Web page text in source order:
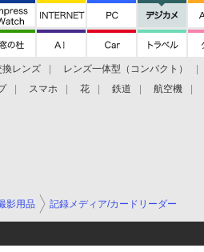
換レンズ レンズ一体型（コンパクト）
スマホ 花 鉄道 航空機
影用品 記録メディア/カードリーダー